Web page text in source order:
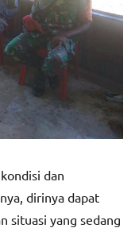
dan
dirinya dapat
situasi yang sedang